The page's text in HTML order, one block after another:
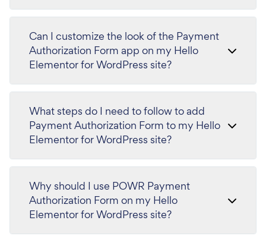
Can I customize the look of the Payment
Authorization Form app on my Hello
Elementor for WordPress site?
What steps do I need to follow to add
Payment Authorization Form to my Hello
Elementor for WordPress site?
Why should I use POWR Payment
Authorization Form on my Hello
Elementor for WordPress site?